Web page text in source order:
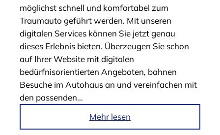
möglichst schnell und komfortabel zum
Traumauto geführt werden. Mit unseren
digitalen Services können Sie jetzt genau
dieses Erlebnis bieten. Überzeugen Sie schon
auf Ihrer Website mit digitalen
bedürfnisorientierten Angeboten, bahnen
Besuche im Autohaus an und vereinfachen mit
den passenden…
Mehr lesen
m